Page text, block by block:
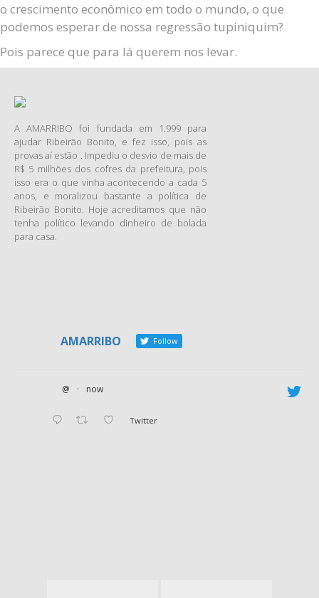
o crescimento econômico em todo o mundo, o que
podemos esperar de nossa regressão tupiniquim?
Pois parece que para lá querem nos levar.
A AMARRIBO foi fundada em 1.999 para
ajudar Ribeirão Bonito, e fez isso, pois as
provas aí estão . Impediu o desvio de mais de
R$ 5 milhões dos cofres da prefeitura, pois
isso era o que vinha acontecendo a cada 5
anos, e moralizou bastante a política de
Ribeirão Bonito. Hoje acreditamos que não
tenha político levando dinheiro de bolada
para casa.
AMARRIBO Follow
@ · now
Twitter